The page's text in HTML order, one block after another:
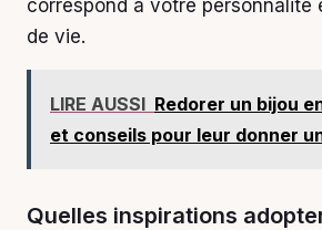
correspond à votre personnalité
de vie.
LIRE AUSSI Redorer un bijou
et conseils pour leur donner
Quelles inspirations